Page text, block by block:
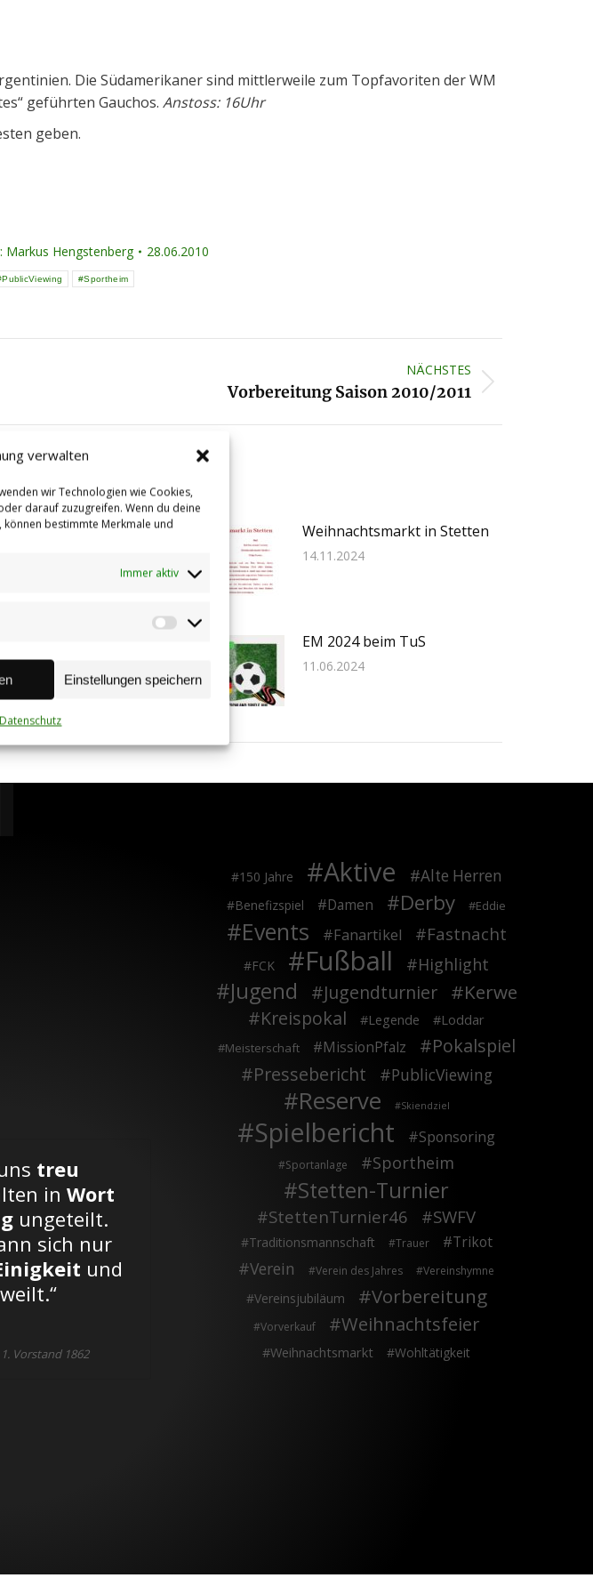
verwalten
wir Technologien wie Cookies,
darauf zuzugreifen. Wenn du deine
bestimmte Merkmale und
Immer aktiv
Widgets
fussball.de
Einstellungen speichern
Die Südamerikaner sind mittlerweile zum Topfavoriten der WM
geführten Gauchos. Anstoss: 16Uhr
geben.
Markus Hengstenberg
28.06.2010
PublicViewing Sportheim
NÄCHSTES
Vorbereitung Saison 2010/2011
in Stetten Weihnachtsmarkt in Stetten
14.11.2024
im DGH Stetten
EM 2024 beim TuS
11.06.2024
treu
in Wort
ungeteilt.
sich nur
und
weilt.“
Vorstand 1862
150 Jahre Aktive Alte Herren
Benefizspiel Damen Derby Eddie
Events Fanartikel Fastnacht
FCK Fußball Highlight
Jugend Jugendturnier Kerwe
Kreispokal Legende Loddar
Meisterschaft MissionPfalz
Pokalspiel
Pressebericht
PublicViewing
Reserve Skiendziel
Spielbericht Sponsoring
Sportanlage Sportheim
Stetten-Turnier
StettenTurnier46 SWFV
Traditionsmannschaft Trauer Trikot
Verein Verein des Jahres Vereinshymne
Vereinsjubiläum Vorbereitung
Vorverkauf Weihnachtsfeier
Weihnachtsmarkt Wohltätigkeit